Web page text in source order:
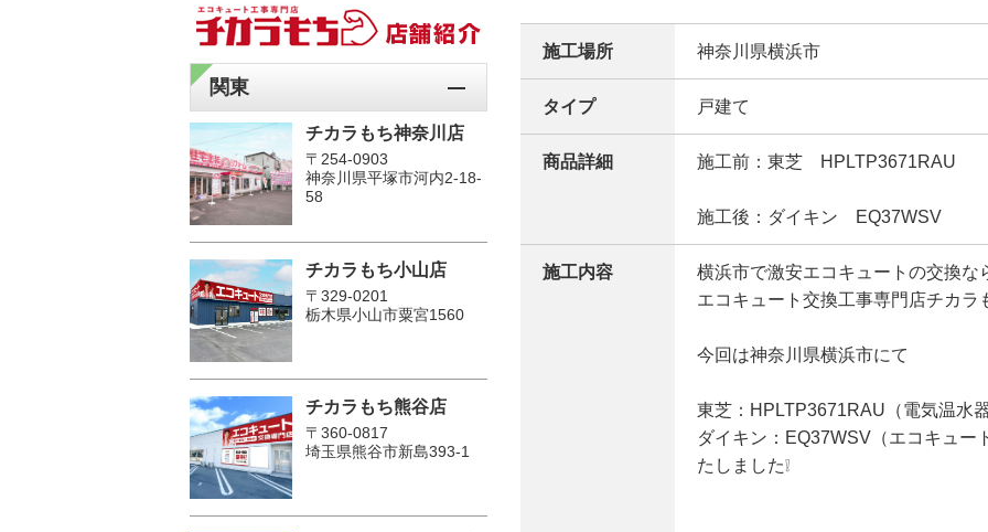
施工場所 神奈川県横浜市
タイプ 戸建て
商品詳細 施工前：東芝 HPLTP3671RAU
施工後：ダイキン EQ37WSV
施工内容
横浜市で激安エコキュートの交換な
エコキュート交換工事専門店チカラ
今回は神奈川県横浜市にて
東芝：HPLTP3671RAU（電気温水
ダイキン：EQ37WSV（エコキュー
たしました❕
関東
チカラもち神奈川店
〒254-0903
神奈川県平塚市河内2-18-
58
チカラもち小山店
〒329-0201
栃木県小山市粟宮1560
チカラもち熊谷店
〒360-0817
埼玉県熊谷市新島393-1